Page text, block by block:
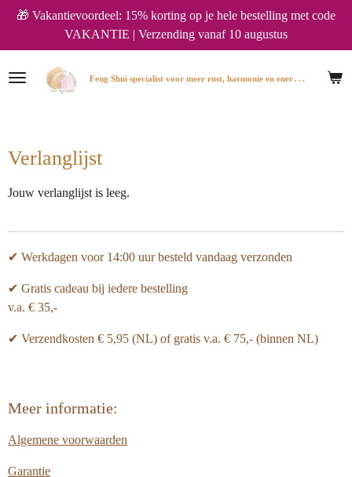
Ga
naar
de
hoofdinhoud
F
eng Shui specialist voor meer rust, harmonie en energie in huis.
🎁 Vakantievoordeel: 15% korting op je hele bestelling met code
VAKANTIE | Verzending vanaf 10 augustus
Verlanglijst
Jouw verlanglijst is leeg.
✔ Werkdagen voor 14:00 uur besteld vandaag verzonden
✔ Gratis cadeau bij iedere bestelling
v.a. € 35,-
✔ Verzendkosten € 5,95 (NL) of gratis v.a. € 75,- (binnen NL)
Meer informatie:
Algemene voorwaarden
Garantie